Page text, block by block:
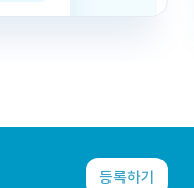
등록하기